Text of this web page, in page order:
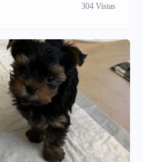
con su
304 Vistas